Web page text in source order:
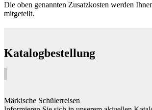
Die oben genannten Zusatzkosten werden
mitgeteilt.
Katalogbestellung
Märkische Schülerreisen